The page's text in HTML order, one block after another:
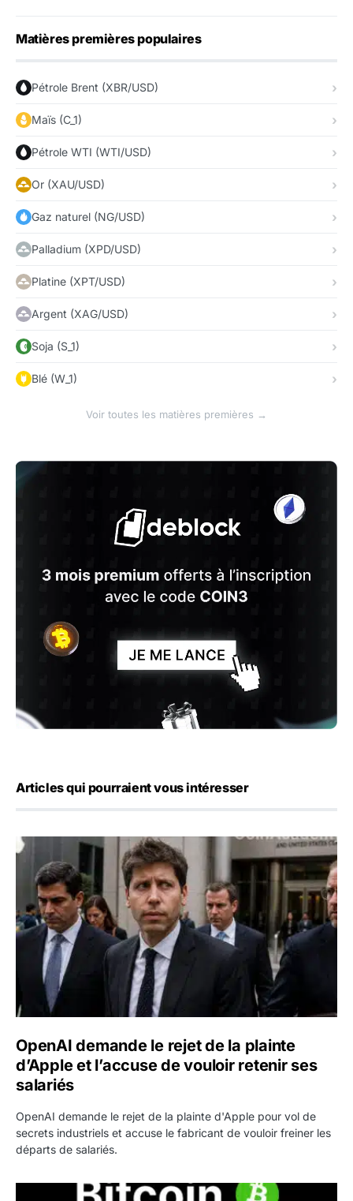
Matières premières populaires
Pétrole Brent (XBR/USD)
Maïs (C_1)
Pétrole WTI (WTI/USD)
Or (XAU/USD)
Gaz naturel (NG/USD)
Palladium (XPD/USD)
Platine (XPT/USD)
Argent (XAG/USD)
Soja (S_1)
Blé (W_1)
Voir toutes les matières premières →
Articles qui pourraient vous intéresser
OpenAI demande le rejet de la plainte d’Apple et
OpenAI demande le rejet de la plainte
d’Apple et l’accuse de vouloir retenir ses
salariés
OpenAI demande le rejet de la plainte d'Apple pour vol de
secrets industriels et accuse le fabricant de vouloir freiner les
départs de salariés.
Bitcoin grimpe au-dessus de 64 000 dollars avant